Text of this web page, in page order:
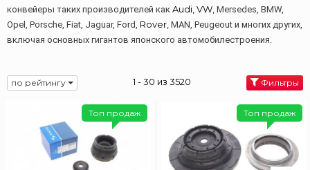
конвейеры таких производителей как Audi, VW, Mersedes, BMW,
Opel, Porsche, Fiat, Jaguar, Ford, Rover, MAN, Peugeout и многих других,
включая основных гигантов японского автомобилестроения.
по рейтингу 1 - 30 из 3520 Фильтры
Топ продаж Топ продаж